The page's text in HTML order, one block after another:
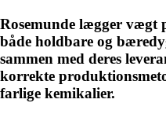
Rosemunde lægger vægt
både holdbare og
sammen med deres
korrekte
farlige kemikalier.